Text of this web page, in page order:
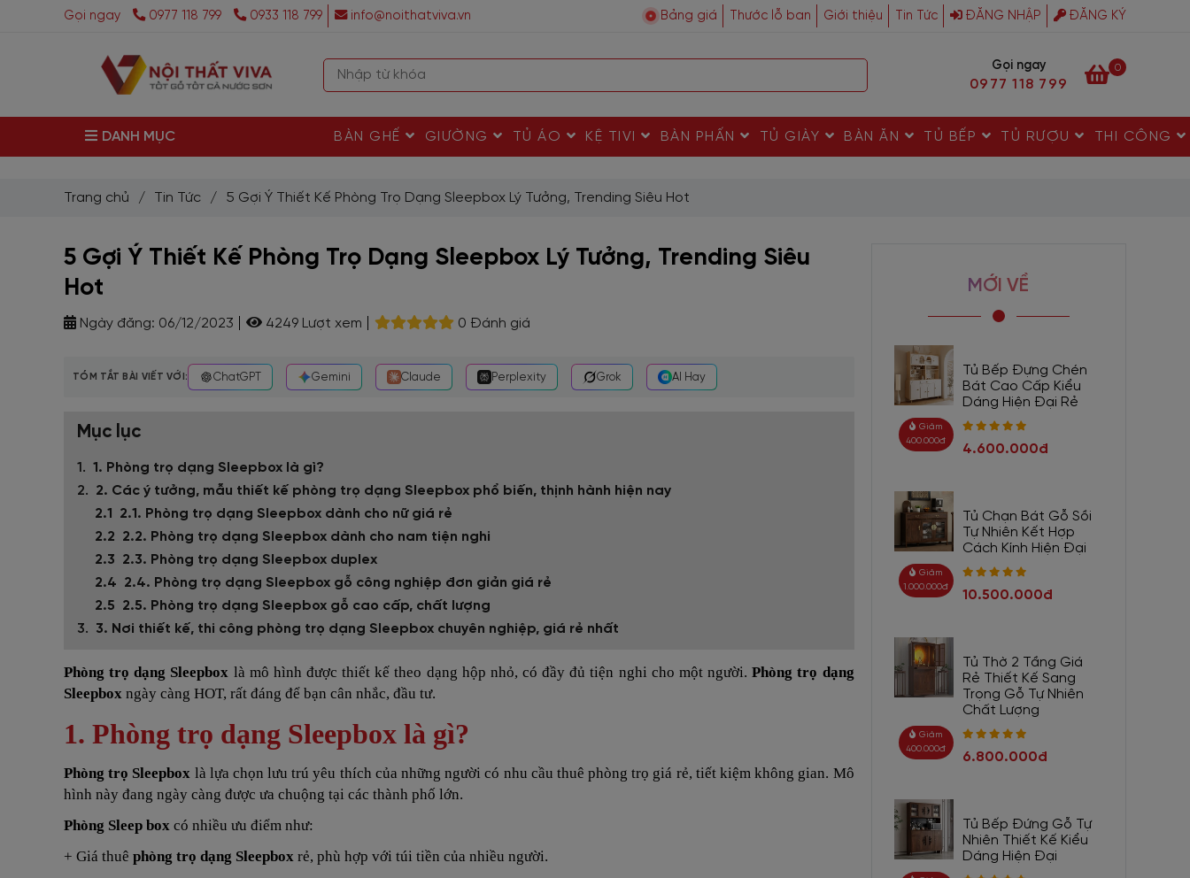
Gọi ngay 0977 118 799 0933 118 799 info@noithatviva.vn Bảng giá Thước lỗ ban Giới thiệu Tin Tức ĐĂNG NHẬP ĐĂNG KÝ
Gọi ngay
0977 118 799
0
DANH MỤC BÀN GHẾ GIƯỜNG TỦ ÁO KỆ TIVI BÀN PHẤN TỦ GIÀY BÀN ĂN TỦ BẾP TỦ RƯỢU THI CÔNG
Trang chủ / Tin Tức / 5 Gợi Ý Thiết Kế Phòng Trọ Dạng Sleepbox Lý Tưởng, Trending Siêu Hot
5 Gợi Ý Thiết Kế Phòng Trọ Dạng Sleepbox Lý Tưởng, Trending Siêu
Hot
Ngày đăng: 06/12/2023 4249 Lượt xem 0 Đánh giá
TÓM TẮT BÀI VIẾT VỚI: ChatGPT Gemini Claude Perplexity Grok AI Hay
Mục lục
1. Phòng trọ dạng Sleepbox là gì?
2. Các ý tưởng, mẫu thiết kế phòng trọ dạng Sleepbox phổ biến, thịnh hành hiện nay
2.1. Phòng trọ dạng Sleepbox dành cho nữ giá rẻ
2.2. Phòng trọ dạng Sleepbox dành cho nam tiện nghi
2.3. Phòng trọ dạng Sleepbox duplex
2.4. Phòng trọ dạng Sleepbox gỗ công nghiệp đơn giản giá rẻ
2.5. Phòng trọ dạng Sleepbox gỗ cao cấp, chất lượng
3. Nơi thiết kế, thi công phòng trọ dạng Sleepbox chuyên nghiệp, giá rẻ nhất
Phòng trọ dạng Sleepbox là mô hình được thiết kế theo dạng hộp nhỏ, có đầy đủ tiện nghi cho một người.Phòng trọ dạng
Sleepbox ngày càng HOT, rất đáng để bạn cân nhắc, đầu tư.
1. Phòng trọ dạng Sleepbox là gì?
Phòng trọ Sleepbox là lựa chọn lưu trú yêu thích của những người có nhu cầu thuê phòng trọ giá rẻ, tiết kiệm không gian. Mô
hình này đang ngày càng được ưa chuộng tại các thành phố lớn.
Phòng Sleep box có nhiều ưu điểm như:
+ Giá thuê phòng trọ dạng Sleepbox rẻ, phù hợp với túi tiền của nhiều người.
MỚI VỀ
Giảm
400.000đ
Tủ Bếp Đựng Chén
Bát Cao Cấp Kiểu
Dáng Hiện Đại Rẻ
4.600.000đ
Giảm
1.000.000đ
Tủ Chạn Bát Gỗ Sồi
Tự Nhiên Kết Hợp
Cách Kính Hiện Đại
10.500.000đ
Giảm
400.000đ
Tủ Thờ 2 Tầng Giá
Rẻ Thiết Kế Sang
Trọng Gỗ Tự Nhiên
Chất Lượng
6.800.000đ
Tủ Bếp Đứng Gỗ Tự
Nhiên Thiết Kế Kiểu
Dáng Hiện Đại